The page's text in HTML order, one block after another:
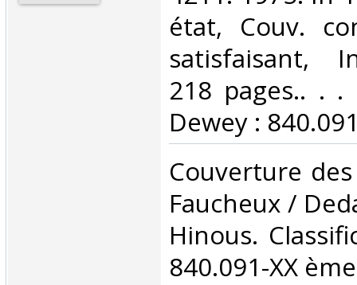
état, Couv.
satisfaisant,
218 pages.. . .
Dewey :
‎Couverture
Faucheux /
Hinous.
840.091-XX